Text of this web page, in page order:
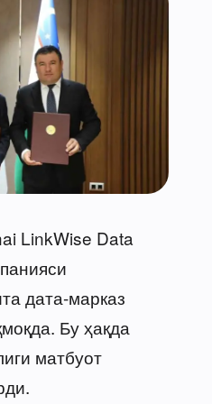
LinkWise Data
дата-марказ
Бу ҳақда
матбуот